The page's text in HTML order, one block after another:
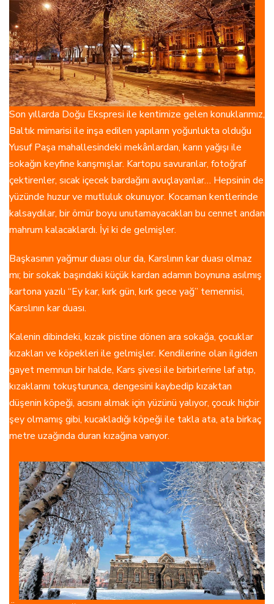
Son yıllarda Doğu Ekspresi ile kentimize gelen konuklarımız,
Baltık mimarisi ile inşa edilen yapıların yoğunlukta olduğu
Yusuf Paşa mahallesindeki mekânlardan, karın yağışı ile
sokağın keyfine karışmışlar. Kartopu savuranlar, fotoğraf
çektirenler, sıcak içecek bardağını avuçlayanlar… Hepsinin de
yüzünde huzur ve mutluluk okunuyor. Kocaman kentlerinde
kalsaydılar, bir ömür boyu unutamayacakları bu cennet andan
mahrum kalacaklardı. İyi ki de gelmişler.
Başkasının yağmur duası olur da, Karslının kar duası olmaz
mı; bir sokak başındaki küçük kardan adamın boynuna asılmış
kartona yazılı “Ey kar, kırk gün, kırk gece yağ” temennisi,
Karslının kar duası.
Kalenin dibindeki, kızak pistine dönen ara sokağa, çocuklar
kızakları ve köpekleri ile gelmişler. Kendilerine olan ilgiden
gayet memnun bir halde, Kars şivesi ile birbirlerine laf atıp,
kızaklarını tokuşturunca, dengesini kaybedip kızaktan
düşenin köpeği, acısını almak için yüzünü yalıyor, çocuk hiçbir
şey olmamış gibi, kucakladığı köpeği ile takla ata, ata birkaç
metre uzağında duran kızağına varıyor.